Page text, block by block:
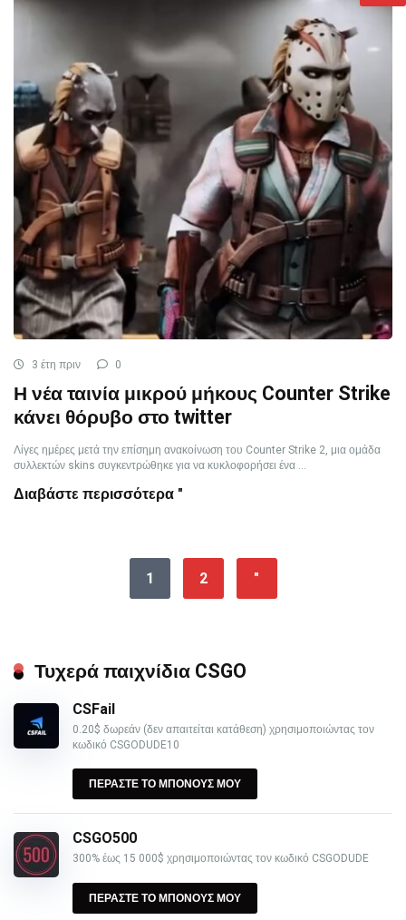
3 έτη πριν 0
Η νέα ταινία μικρού μήκους Counter Strike
κάνει θόρυβο στο twitter
Λίγες ημέρες μετά την επίσημη ανακοίνωση του Counter Strike 2, μια ομάδα
συλλεκτών skins συγκεντρώθηκε για να κυκλοφορήσει ένα ...
Διαβάστε περισσότερα "
1 2 "
Τυχερά παιχνίδια CSGO
CSFail
0.20$ δωρεάν (δεν απαιτείται κατάθεση) χρησιμοποιώντας τον
κωδικό CSGODUDE10
ΠΕΡΑΣΤΕ ΤΟ ΜΠΟΝΟΥΣ ΜΟΥ
CSGO500
300% έως 15 000$ χρησιμοποιώντας τον κωδικό CSGODUDE
ΠΕΡΑΣΤΕ ΤΟ ΜΠΟΝΟΥΣ ΜΟΥ